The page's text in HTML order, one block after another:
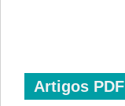
Artigos PDF